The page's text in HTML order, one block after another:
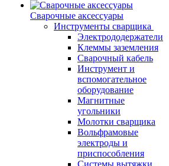
Сварочные аксессуары
Инструменты сварщика
Электрододержатели
Клеммы заземления
Сварочный кабель
Инструмент и
вспомогательное
оборудование
Магнитные
угольники
Молотки сварщика
Вольфрамовые
электроды и
приспособления
Системы вытяжки